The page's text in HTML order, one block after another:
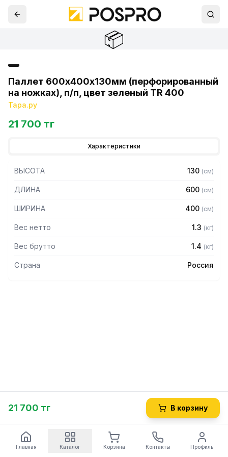
📦
Паллет 600х400х130мм (перфорированный
на ножках), п/п, цвет зеленый TR 400
Тара.ру
21 700 тг
Характеристики
ВЫСОТА 130 (см)
ДЛИНА 600 (см)
ШИРИНА 400 (см)
Вес нетто 1.3 (кг)
Вес брутто 1.4 (кг)
Страна Россия
21 700 тг В корзину
Главная Каталог Корзина Контакты Профиль